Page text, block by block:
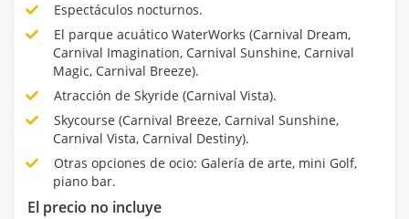
Espectáculos nocturnos.
El parque acuático WaterWorks (Carnival Dream,
Carnival Imagination, Carnival Sunshine, Carnival
Magic, Carnival Breeze).
Atracción de Skyride (Carnival Vista).
Skycourse (Carnival Breeze, Carnival Sunshine,
Carnival Vista, Carnival Destiny).
Otras opciones de ocio: Galería de arte, mini Golf,
piano bar.
El precio no incluye